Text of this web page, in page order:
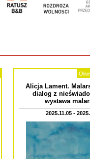
Alicja Lament.
dialog z
wystawa
2025.11.05 -